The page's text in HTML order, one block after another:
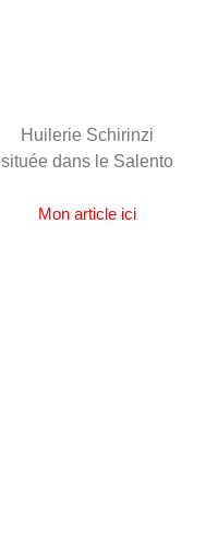
Huilerie Schirinzi
située dans le Salento
Mon article ici